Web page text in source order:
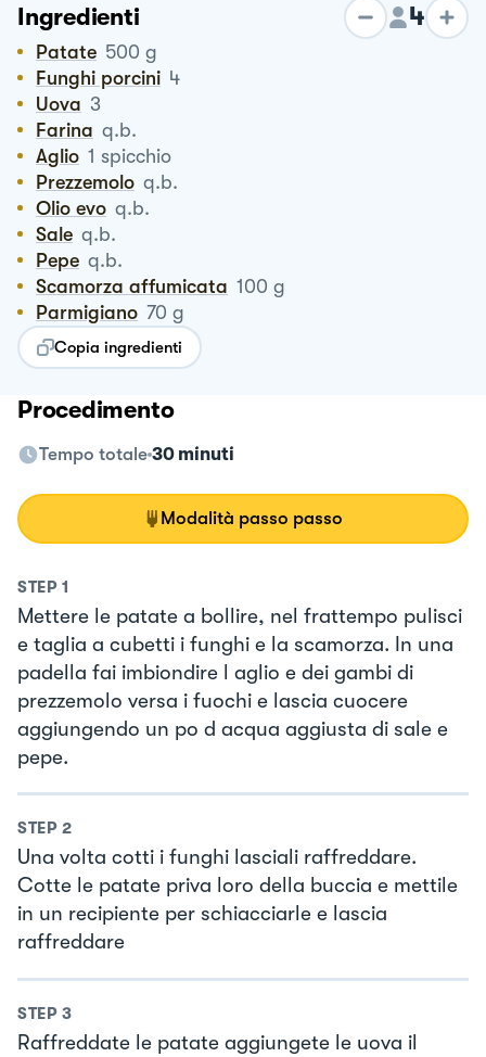
Ingredienti 4
Patate 500 g
Funghi porcini 4
Uova 3
Farina q.b.
Aglio 1 spicchio
Prezzemolo q.b.
Olio evo q.b.
Sale q.b.
Pepe q.b.
Scamorza affumicata 100 g
Parmigiano 70 g
Copia ingredienti
Procedimento
Tempo totale 30 minuti
Modalità passo passo
STEP 1
Mettere le patate a bollire, nel frattempo pulisci
e taglia a cubetti i funghi e la scamorza. In una
padella fai imbiondire l aglio e dei gambi di
prezzemolo versa i fuochi e lascia cuocere
aggiungendo un po d acqua aggiusta di sale e
pepe.
STEP 2
Una volta cotti i funghi lasciali raffreddare.
Cotte le patate priva loro della buccia e mettile
in un recipiente per schiacciarle e lascia
raffreddare
STEP 3
Raffreddate le patate aggiungete le uova il